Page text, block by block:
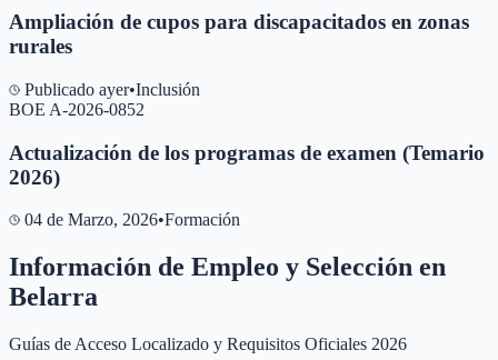
Ampliación de cupos para discapacitados en zonas
rurales
Publicado ayer•Inclusión
BOE A-2026-0852
Actualización de los programas de examen (Temario
2026)
04 de Marzo, 2026•Formación
Información de Empleo y Selección en
Belarra
Guías de Acceso Localizado y Requisitos Oficiales 2026